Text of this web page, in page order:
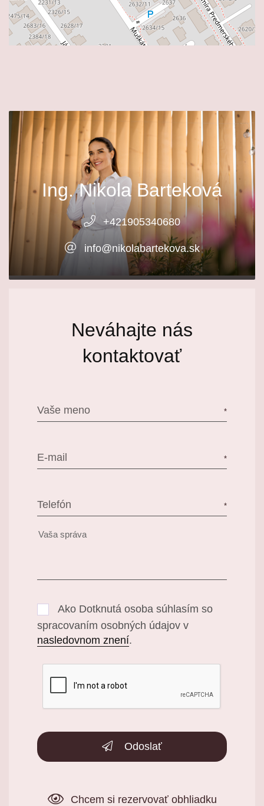
Ing. Nikola Barteková
+421905340680
info@nikolabartekova.sk
Neváhajte nás
kontaktovať
Vaše meno
E-mail
Telefón
Ako Dotknutá osoba súhlasím so
spracovaním osobných údajov v
nasledovnom znení.
Odoslať
Chcem si rezervovať obhliadku